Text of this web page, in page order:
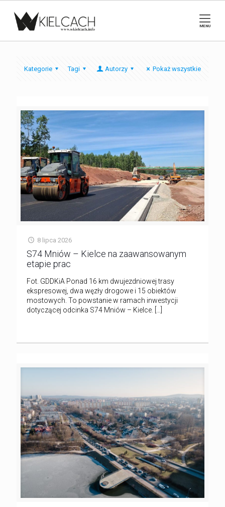
MENU
Kategorie Tagi Autorzy Pokaż wszystkie
8 lipca 2026
S74 Mniów – Kielce na zaawansowanym
etapie prac
Fot. GDDKiA Ponad 16 km dwujezdniowej trasy
ekspresowej, dwa węzły drogowe i 15 obiektów
mostowych. To powstanie w ramach inwestycji
dotyczącej odcinka S74 Mniów – Kielce.